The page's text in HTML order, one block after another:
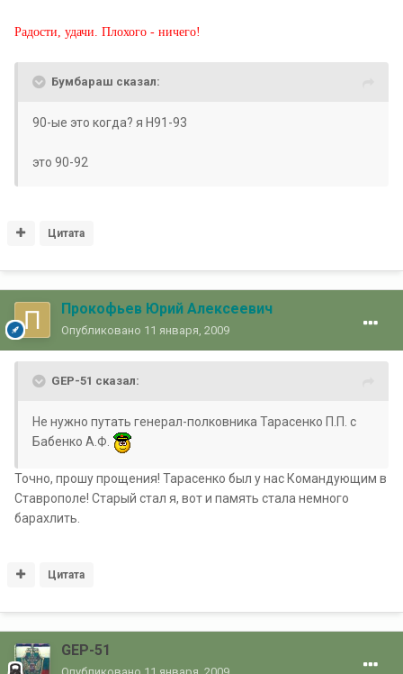
Радости, удачи. Плохого - ничего!
Бумбараш сказал:
90-ые это когда? я Н91-93
это 90-92
Цитата
Прокофьев Юрий Алексеевич
Опубликовано 11 января, 2009
GEP-51 сказал:
Не нужно путать генерал-полковника Тарасенко П.П. с
Бабенко А.Ф.
Точно, прошу прощения! Тарасенко был у нас Командующим в
Ставрополе! Старый стал я, вот и память стала немного
барахлить.
Цитата
GEP-51